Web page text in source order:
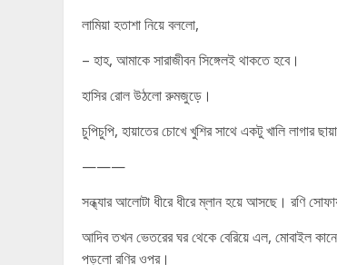
লামিয়া হতাশা নিয়ে বললো,
– হাহ, আমাকে সারাজীবন সিঙ্গেলই থাকতে হবে।
হাসির রোল উঠলো রুমজুড়ে।
চুপিচুপি, হায়াতের চোখে খুশির সাথে একটু খালি লাগার
———
সন্ধ্যার আলোটা ধীরে ধীরে ম্লান হয়ে আসছে। রণি
আদিব তখন ভেতরের ঘর থেকে বেরিয়ে এল, মোবাইল
পড়লো রণির ওপর।